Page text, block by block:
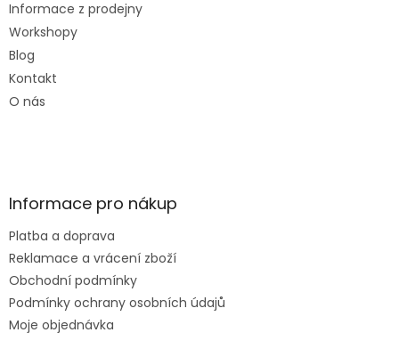
Informace z prodejny
Workshopy
Blog
Kontakt
O nás
Informace pro nákup
Platba a doprava
Reklamace a vrácení zboží
Obchodní podmínky
Podmínky ochrany osobních údajů
Moje objednávka